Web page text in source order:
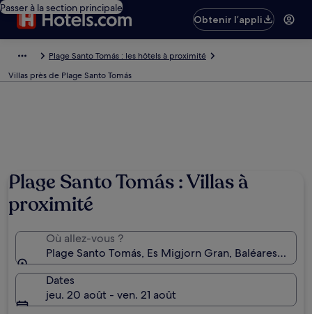
Passer à la section principale
Obtenir l’appli
Plage Santo Tomás : les hôtels à proximité
Villas près de Plage Santo Tomás
Plage Santo Tomás : Villas à
proximité
Où allez-vous ?
Plage Santo Tomás, Es Migjorn Gran, Baléares,
Dates
jeu. 20 août - ven. 21 août